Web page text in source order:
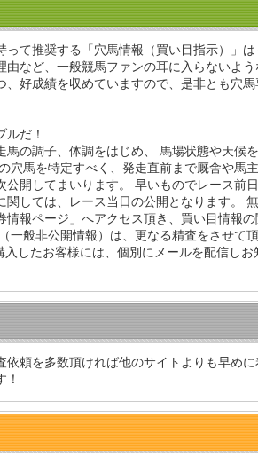
て推奨する「穴馬情報（買い目指示）」は
など、一般競馬ファンの耳に入らないよう
好成績を収めていますので、是非とも穴
だ！
の調子、体調をはじめ、 馬場状態や天候
穴馬を特定すべく、発走直前まで厩舎や馬主
開してまいります。 早いものでレース前
しては、レース当日の公開となります。 無
報ページ」へアクセス頂き、買い目情報の
一般非公開情報）は、更なる精査をさせて
したお客様には、個別にメールを配信しお
頼を多数頂ければ他のサイトよりも早めに